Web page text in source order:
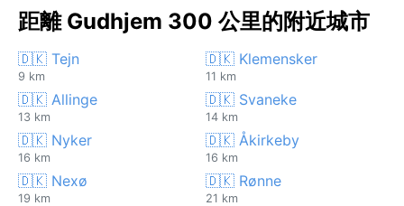
距離 Gudhjem 300 公里的附近城市
🇩🇰 Tejn
9 km
🇩🇰 Klemensker
11 km
🇩🇰 Allinge
13 km
🇩🇰 Svaneke
14 km
🇩🇰 Nyker
16 km
🇩🇰 Åkirkeby
16 km
🇩🇰 Nexø
19 km
🇩🇰 Rønne
21 km